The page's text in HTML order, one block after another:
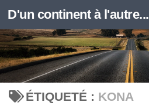
Skip to content
D'un continent à l'autre...
ÉTIQUETÉ : KONA